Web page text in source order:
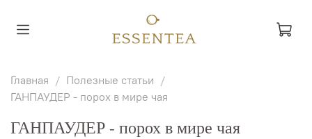
Главная
Полезные статьи
ГАНПАУДЕР - порох в мире чая
ГАНПАУДЕР - порох в мире чая